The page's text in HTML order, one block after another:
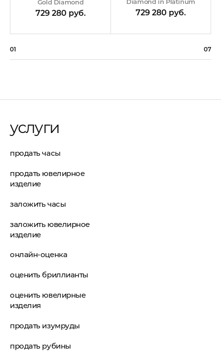
Gold Diamond
729 280 руб.
Diamond in Platinum
729 280 руб.
01 07
услуги
продать часы
продать ювелирное
изделие
заложить часы
заложить ювелирное
изделие
онлайн-оценка
оценить бриллианты
оценить ювелирные
изделия
продать изумруды
продать рубины